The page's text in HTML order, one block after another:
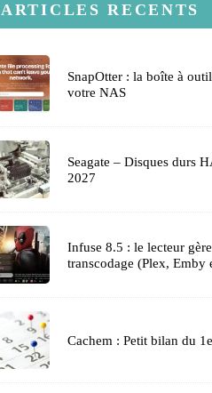
ARTICLES RECENTS
SnapOtter : la boîte à
votre NAS
Seagate – Disques durs
2027
Infuse 8.5 : le lecteur
transcodage (Plex, Emby
Cachem : Petit bilan du